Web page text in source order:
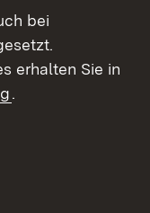
zur
bei
erhalten Sie in
.